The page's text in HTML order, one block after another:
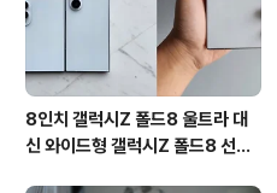
8인치 갤럭시Z 폴드8 울트라 대
신 와이드형 갤럭시Z 폴드8 선